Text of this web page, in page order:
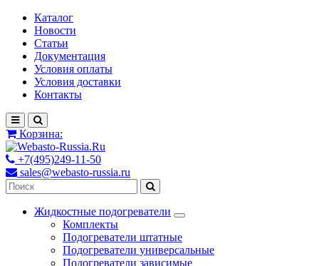
Каталог
Новости
Статьи
Документация
Условия оплаты
Условия доставки
Контакты
Корзина:
+7(495)249-11-50
sales@webasto-russia.ru
Жидкостные подогреватели
Комплекты
Подогреватели штатные
Подогреватели универсальные
Подогреватели зависимые